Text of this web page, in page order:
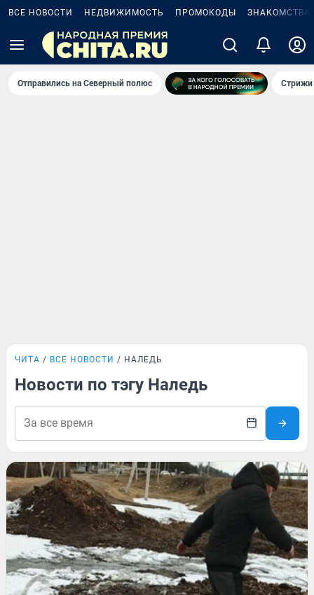
ВСЕ НОВОСТИ НЕДВИЖИМОСТЬ ПРОМОКОДЫ ЗНАКОМСТВА
Отправились на Северный полюс Стрижи
ЧИТА ВСЕ НОВОСТИ НАЛЕДЬ
Новости по тэгу Наледь